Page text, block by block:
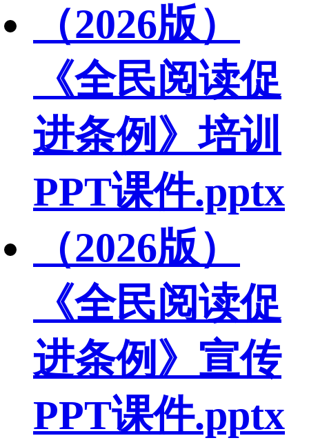
（2026版）
《全民阅读促
进条例》培训
PPT课件.pptx
（2026版）
《全民阅读促
进条例》宣传
PPT课件.pptx